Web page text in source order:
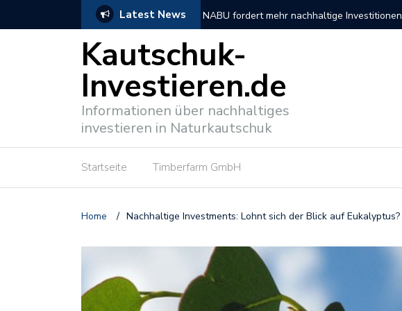
Latest News NABU fordert mehr nachhaltige Investitionen
Kautschuk-
Investieren.de
Informationen über nachhaltiges
investieren in Naturkautschuk
Startseite Timberfarm GmbH
Home / Nachhaltige Investments: Lohnt sich der Blick auf Eukalyptus?